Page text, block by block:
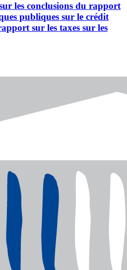
les conclusions du rapport
publiques sur le crédit
sur les taxes sur les